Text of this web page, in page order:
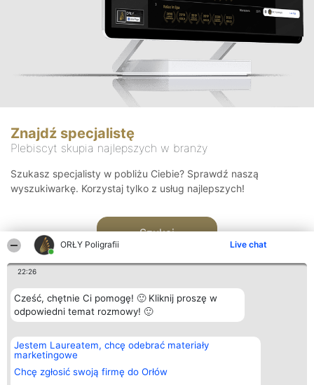
ORŁY Poligrafii Live chat
22:26
Cześć, chętnie Ci pomogę! 🙂 Kliknij proszę w
odpowiedni temat rozmowy! 🙂
Jestem Laureatem, chcę odebrać materiały
marketingowe
Chcę zgłosić swoją firmę do Orłów
Znajdź specjalistę
Plebiscyt skupia najlepszych w branży
Szukasz specjalisty w pobliżu Ciebie? Sprawdź naszą
wyszukiwarkę. Korzystaj tylko z usług najlepszych!
Szukaj
Organizator plebiscytu
Bright Side Solutions sp. z o.
o. sp. k.
ul. Ruska 22
Wrocław 50-079
Plebiscyt
Laureaci
wszystkich
Laureatów
Kontakt
Kontakt